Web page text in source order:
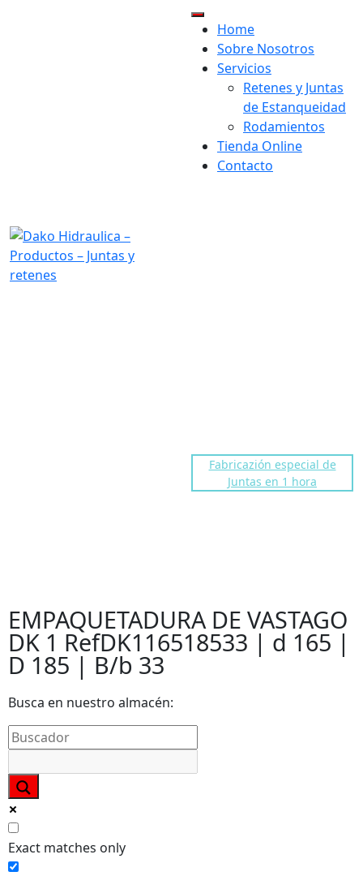
Home
Sobre Nosotros
Servicios
Retenes y Juntas
de Estanqueidad
Rodamientos
Tienda Online
Contacto
Fabricazión especial de
Juntas en 1 hora
EMPAQUETADURA DE VASTAGO
DK 1 RefDK116518533 | d 165 |
D 185 | B/b 33
Busca en nuestro almacén:
Exact matches only
cookies no
Son